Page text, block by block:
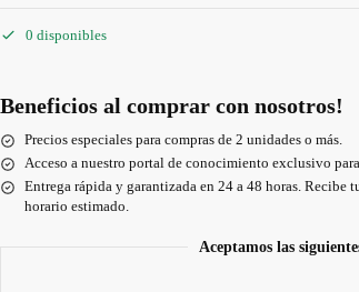
0 disponibles
Beneficios al comprar con nosotros!
Precios especiales para compras de 2 unidades o más.
Acceso a nuestro portal de conocimiento exclusivo
Entrega rápida y garantizada en 24 a 48 horas.
horario estimado.
Aceptamos las